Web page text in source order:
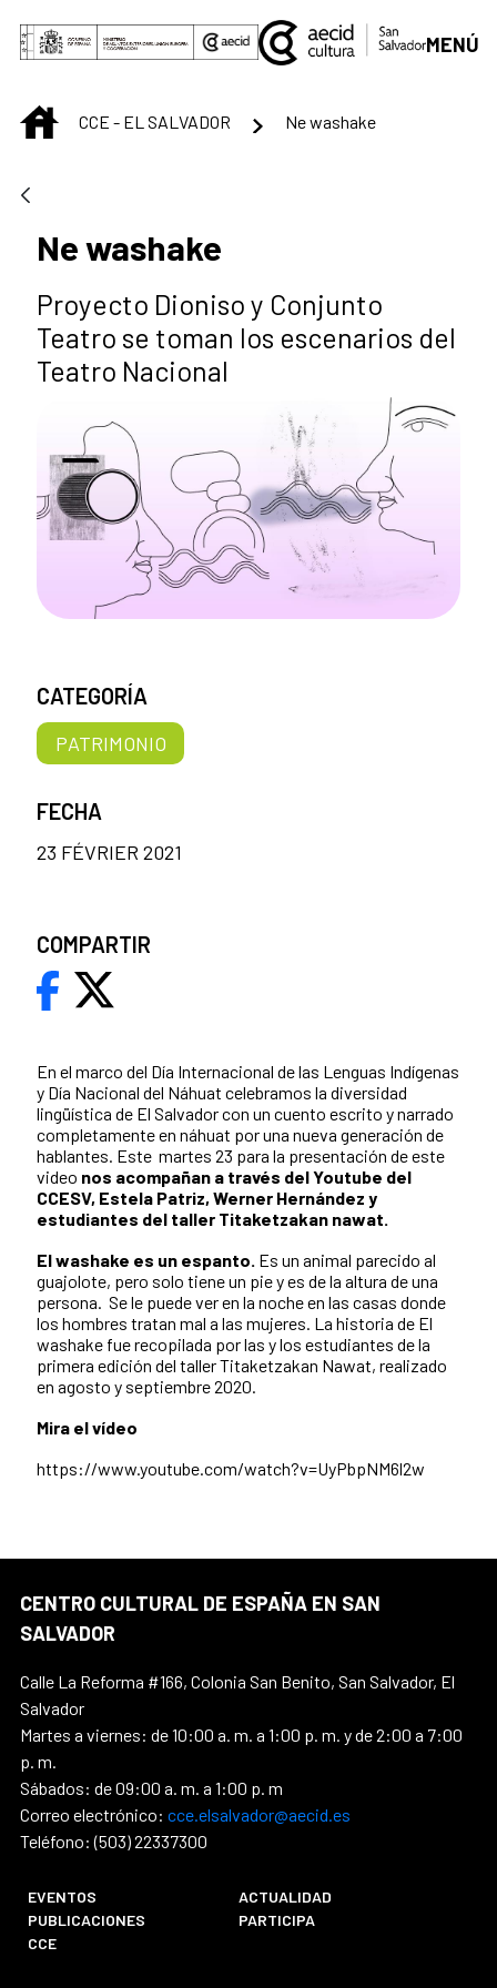
Saut au contenu principal
MENÚ
INICIOCCE - EL SALVADOR Ne washake
Ne washake
Proyecto Dioniso y Conjunto
Teatro se toman los escenarios del
Teatro Nacional
En el marco del Día Internacional de las Lenguas Indígenas
y Día Nacional del Náhuat celebramos la diversidad
lingüística de El Salvador con un cuento escrito y narrado
completamente en náhuat por una nueva generación de
hablantes. Este martes 23 para la presentación de este
video nos acompañan a través del Youtube del
CCESV, Estela Patriz, Werner Hernández y
estudiantes del taller Titaketzakan nawat.
El washake es un espanto. Es un animal parecido al
guajolote, pero solo tiene un pie y es de la altura de una
persona. Se le puede ver en la noche en las casas donde
los hombres tratan mal a las mujeres. La historia de El
washake fue recopilada por las y los estudiantes de la
primera edición del taller Titaketzakan Nawat, realizado
en agosto y septiembre 2020.
Mira el vídeo
https://www.youtube.com/watch?v=UyPbpNM6l2w
CATEGORÍA
PATRIMONIO
FECHA
23 FÉVRIER 2021
COMPARTIR
CENTRO CULTURAL DE ESPAÑA EN SAN
SALVADOR
Calle La Reforma #166, Colonia San Benito, San Salvador, El
Salvador
Martes a viernes: de 10:00 a. m. a 1:00 p. m. y de 2:00 a 7:00
p. m.
Sábados: de 09:00 a. m. a 1:00 p. m
Correo electrónico: cce.elsalvador@aecid.es
Teléfono: (503) 22337300
EVENTOS
ACTUALIDAD
PUBLICACIONES
PARTICIPA
CCE